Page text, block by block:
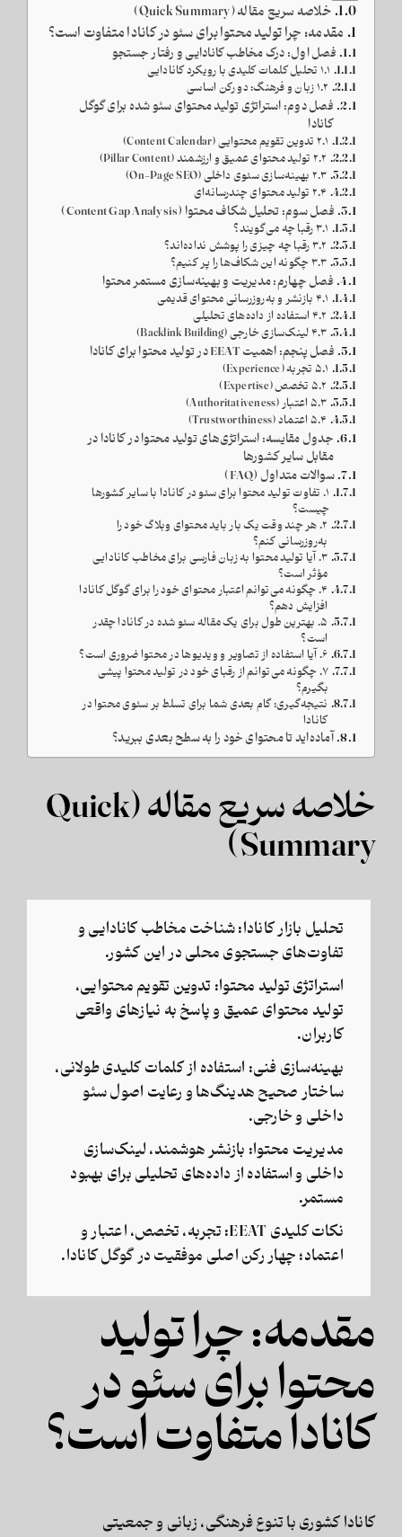
خلاصه سریع مقاله (Quick Summary)
مقدمه: چرا تولید محتوا برای سئو در کانادا متفاوت است؟
فصل اول: درک مخاطب کانادایی و رفتار جستجو
۱.۱ تحلیل کلمات کلیدی با رویکرد کانادایی
۱.۲ زبان و فرهنگ: دو رکن اساسی
فصل دوم: استراتژی تولید محتوای سئو شده برای گوگل
کانادا
۲.۱ تدوین تقویم محتوایی (Content Calendar)
۲.۲ تولید محتوای عمیق و ارزشمند (Pillar Content)
۲.۳ بهینه‌سازی سئوی داخلی (On-Page SEO)
۲.۴ تولید محتوای چندرسانه‌ای
فصل سوم: تحلیل شکاف محتوا (Content Gap Analysis)
۳.۱ رقبا چه می‌گویند؟
۳.۲ رقبا چه چیزی را پوشش نداده‌اند؟
۳.۳ چگونه این شکاف‌ها را پر کنیم؟
فصل چهارم: مدیریت و بهینه‌سازی مستمر محتوا
۴.۱ بازنشر و به‌روزرسانی محتوای قدیمی
۴.۲ استفاده از داده‌های تحلیلی
۴.۳ لینک‌سازی خارجی (Backlink Building)
فصل پنجم: اهمیت EEAT در تولید محتوا برای کانادا
۵.۱ تجربه (Experience)
۵.۲ تخصص (Expertise)
۵.۳ اعتبار (Authoritativeness)
۵.۴ اعتماد (Trustworthiness)
جدول مقایسه: استراتژی‌های تولید محتوا در کانادا در
مقابل سایر کشورها
سوالات متداول (FAQ)
۱. تفاوت تولید محتوا برای سئو در کانادا با سایر کشورها
چیست؟
۲. هر چند وقت یک بار باید محتوای وبلاگ خود را
به‌روزرسانی کنم؟
۳. آیا تولید محتوا به زبان فارسی برای مخاطب کانادایی
مؤثر است؟
۴. چگونه می‌توانم اعتبار محتوای خود را برای گوگل کانادا
افزایش دهم؟
۵. بهترین طول برای یک مقاله سئو شده در کانادا چقدر
است؟
۶. آیا استفاده از تصاویر و ویدیوها در محتوا ضروری است؟
۷. چگونه می‌توانم از رقبای خود در تولید محتوا پیشی
بگیرم؟
نتیجه‌گیری: گام بعدی شما برای تسلط بر سئوی محتوا در
کانادا
آماده‌اید تا محتوای خود را به سطح بعدی ببرید؟
خلاصه سریع مقاله (Quick
Summary)
تحلیل بازار کانادا:شناخت مخاطب کانادایی و
تفاوت‌های جستجوی محلی در این کشور.
استراتژی تولید محتوا:تدوین تقویم محتوایی،
تولید محتوای عمیق و پاسخ به نیازهای واقعی
کاربران.
بهینه‌سازی فنی: استفاده از کلمات کلیدی طولانی،
ساختار صحیح هدینگ‌ها و رعایت اصول سئو
داخلی و خارجی.
مدیریت محتوا: بازنشر هوشمند، لینک‌سازی
داخلی و استفاده از داده‌های تحلیلی برای بهبود
مستمر.
نکات کلیدی EEAT:
تجربه، تخصص، اعتبار و
اعتماد؛ چهار رکن اصلی موفقیت در گوگل کانادا.
مقدمه: چرا تولید
محتوا برای سئو در
کانادا متفاوت است؟
کانادا کشوری با تنوع فرهنگی، زبانی و جمعیتی